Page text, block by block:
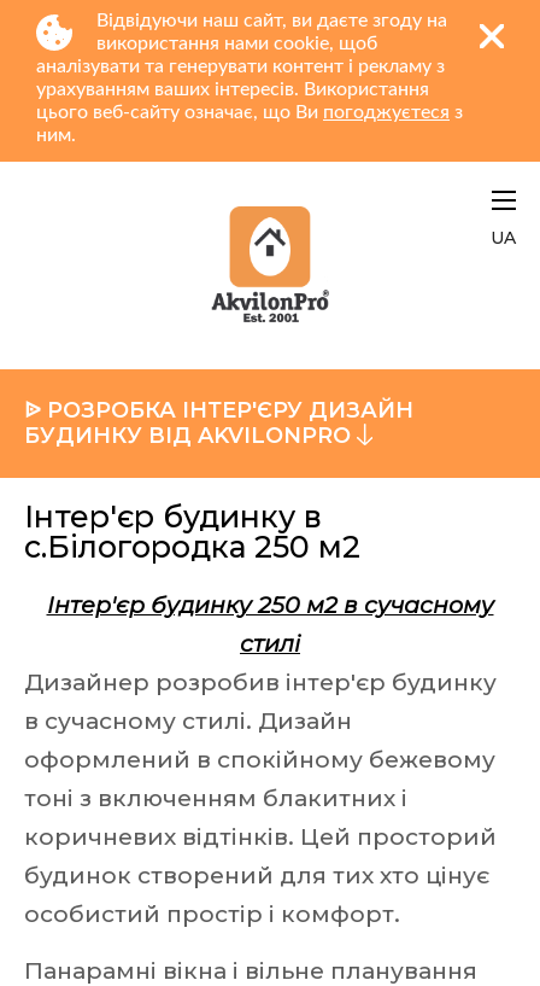
Відвідуючи наш сайт, ви даєте згоду на
використання нами cookie, щоб
аналізувати та генерувати контент і рекламу з
урахуванням ваших інтересів. Використання
цього веб-сайту означає, що Ви погоджуєтеся з
ним.
UA
ᐉ РОЗРОБКА ІНТЕР'ЄРУ ДИЗАЙН
БУДИНКУ ВІД AKVILONPRO
Інтер'єр будинку в
с.Білогородка 250 м2
Інтер'єр будинку 250 м2 в сучасному
стилі
Дизайнер розробив інтер'єр будинку
в сучасному стилі. Дизайн
оформлений в спокійному бежевому
тоні з включенням блакитних і
коричневих відтінків. Цей просторий
будинок створений для тих хто цінує
особистий простір і комфорт.
Панарамні вікна і вільне планування